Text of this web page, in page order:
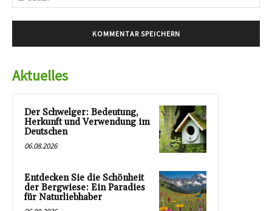
Aktuelles
Der Schwelger: Bedeutung,
Herkunft und Verwendung im
Deutschen
06.08.2026
Entdecken Sie die Schönheit
der Bergwiese: Ein Paradies
für Naturliebhaber